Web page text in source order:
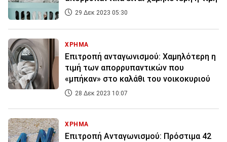
29 Δεκ 2023 05:30
ΧΡΗΜΑ
Επιτροπή ανταγωνισμού: Χαμηλότερη η
τιμή των απορρυπαντικών που
«μπήκαν» στο καλάθι του νοικοκυριού
28 Δεκ 2023 10:07
ΧΡΗΜΑ
Επιτροπή Ανταγωνισμού: Πρόστιμα 42